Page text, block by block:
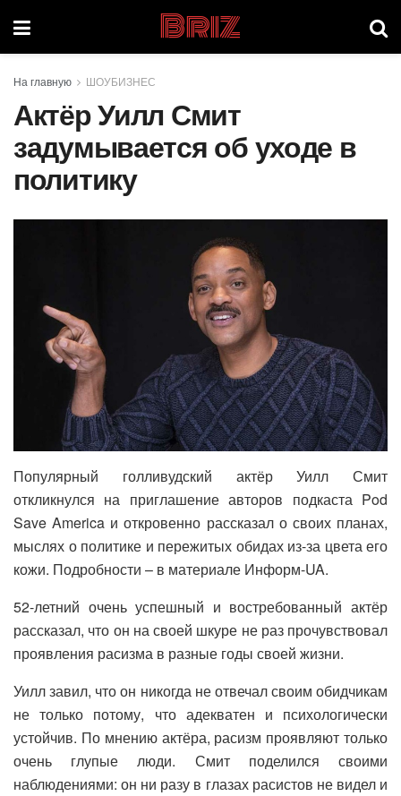
Briz
На главную ШОУБИЗНЕС
Актёр Уилл Смит
задумывается об уходе в
политику
Популярный голливудский актёр Уилл Смит
откликнулся на приглашение авторов подкаста Pod
Save America и откровенно рассказал о своих планах,
мыслях о политике и пережитых обидах из-за цвета его
кожи. Подробности – в материале Информ-UA.
52-летний очень успешный и востребованный актёр
рассказал, что он на своей шкуре не раз прочувствовал
проявления расизма в разные годы своей жизни.
Уилл завил, что он никогда не отвечал своим обидчикам
не только потому, что адекватен и психологически
устойчив. По мнению актёра, расизм проявляют только
очень глупые люди. Смит поделился своими
наблюдениями: он ни разу в глазах расистов не видел и